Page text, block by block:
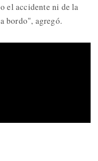
el accidente ni de la
bordo", agregó.